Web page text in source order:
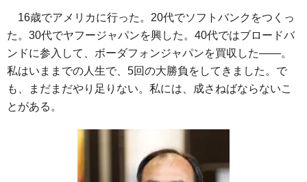
16歳でアメリカに行った。20代でソフトバンクをつくっ
た。30代でヤフージャパンを興した。40代ではブロードバ
ンドに参入して、ボーダフォンジャパンを買収した――。
私はいままでの人生で、5回の大勝負をしてきました。で
も、まだまだやり足りない。私には、成さねばならないこ
とがある。